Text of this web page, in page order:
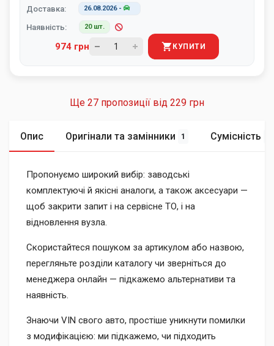
Доставка: 26.08.2026-
Наявність: 20 шт.
974 грн КУПИТИ
Ще 27 пропозиції від 229 грн
Опис Оригінали та замінники 1 Сумісність
Пропонуємо широкий вибір: заводські
комплектуючі й якісні аналоги, а також аксесуари —
щоб закрити запит і на сервісне ТО, і на
відновлення вузла.
Скористайтеся пошуком за артикулом або назвою,
перегляньте розділи каталогу чи зверніться до
менеджера онлайн — підкажемо альтернативи та
наявність.
Знаючи VIN свого авто, простіше уникнути помилки
з модифікацією: ми підкажемо, чи підходить